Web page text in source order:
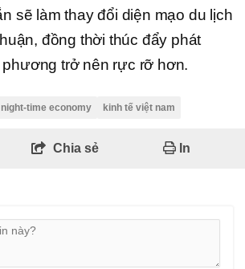
sẽ làm thay đổi diện mạo du lịch
đồng thời thúc đẩy phát
phương trở nên rực rỡ hơn.
night-time economy kinh tế việt nam
Chia sẻ In